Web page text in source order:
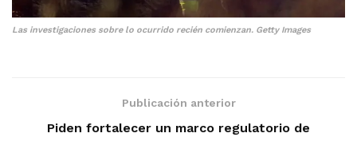
Las investigaciones sobre lo ocurrido recién comienzan. Getty Images
Publicación anterior
Piden fortalecer un marco regulatorio de